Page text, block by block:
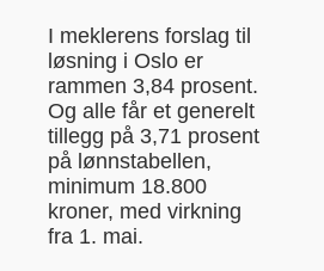
I meklerens forslag til
løsning i Oslo er
rammen 3,84 prosent.
Og alle får et generelt
tillegg på 3,71 prosent
på lønnstabellen,
minimum 18.800
kroner, med virkning
fra 1. mai.